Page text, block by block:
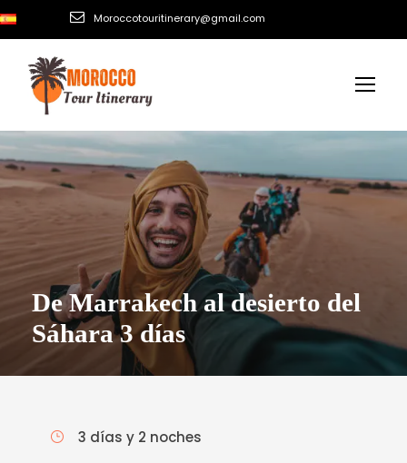
Moroccotouritinerary@gmail.com
De Marrakech al desierto del
Sáhara 3 días
3 días y 2 noches